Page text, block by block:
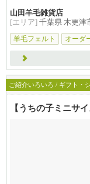
※当店の...
山田羊毛雑貨店
[エリア] 千葉県 木更津
羊毛フェルト
オーダ
ご紹介いろいろ / ギフト・
【うちの子ミニサ